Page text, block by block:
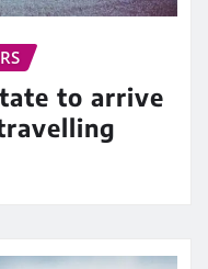
to arrive